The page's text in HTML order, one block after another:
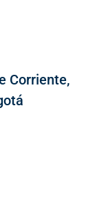
Corriente,